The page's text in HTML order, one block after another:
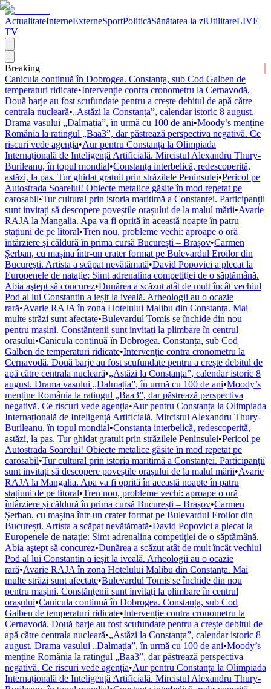
ActualitateInterneExterneSportPoliticăSănătatea la ziUtilitareLIVE
TV
Breaking
Canicula continuă în Dobrogea. Constanța, sub Cod Galben de
temperaturi ridicate•Intervenție contra cronometru la Cernavodă.
Două barje au fost scufundate pentru a crește debitul de apă către
centrala nucleară•„Astăzi la Constanța”, calendar istoric 8 august.
Drama vasului „Dalmația”, în urmă cu 100 de ani•Moody’s menține
România la ratingul „Baa3”, dar păstrează perspectiva negativă. Ce
riscuri vede agenția•Aur pentru Constanța la Olimpiada
Internațională de Inteligență Artificială. Mircistul Alexandru Thury-
Burileanu, în topul mondial•Constanța interbelică, redescoperită,
astăzi, la pas. Tur ghidat gratuit prin străzilele Peninsulei•Pericol pe
Autostrada Soarelui! Obiecte metalice găsite în mod repetat pe
carosabil•Tur cultural prin istoria maritimă a Constanței. Participanții
sunt invitați să descopere poveștile orașului de la malul mării•Avarie
RAJA la Mangalia. Apa va fi oprită în această noapte în patru
stațiuni de pe litoral•Tren nou, probleme vechi: aproape o oră
întârziere și căldură în prima cursă București – Brașov•Carmen
Șerban, cu mașina într-un crater format pe Bulevardul Eroilor din
București. Artista a scăpat nevătămată•David Popovici a plecat la
Europenele de nataţie: Simt adrenalina competiţiei de o săptămână.
Abia aştept să concurez•Dunărea a scăzut atât de mult încât vechiul
Pod al lui Constantin a ieșit la iveală. Arheologii au o ocazie
rară•Avarie RAJA în zona Hotelului Malibu din Constanța. Mai
multe străzi sunt afectate•Bulevardul Tomis se închide din nou
pentru mașini. Constănțenii sunt invitați la plimbare în centrul
orașului•Canicula continuă în Dobrogea. Constanța, sub Cod
Galben de temperaturi ridicate•Intervenție contra cronometru la
Cernavodă. Două barje au fost scufundate pentru a crește debitul de
apă către centrala nucleară•„Astăzi la Constanța”, calendar istoric 8
august. Drama vasului „Dalmația”, în urmă cu 100 de ani•Moody’s
menține România la ratingul „Baa3”, dar păstrează perspectiva
negativă. Ce riscuri vede agenția•Aur pentru Constanța la Olimpiada
Internațională de Inteligență Artificială. Mircistul Alexandru Thury-
Burileanu, în topul mondial•Constanța interbelică, redescoperită,
astăzi, la pas. Tur ghidat gratuit prin străzilele Peninsulei•Pericol pe
Autostrada Soarelui! Obiecte metalice găsite în mod repetat pe
carosabil•Tur cultural prin istoria maritimă a Constanței. Participanții
sunt invitați să descopere poveștile orașului de la malul mării•Avarie
RAJA la Mangalia. Apa va fi oprită în această noapte în patru
stațiuni de pe litoral•Tren nou, probleme vechi: aproape o oră
întârziere și căldură în prima cursă București – Brașov•Carmen
Șerban, cu mașina într-un crater format pe Bulevardul Eroilor din
București. Artista a scăpat nevătămată•David Popovici a plecat la
Europenele de nataţie: Simt adrenalina competiţiei de o săptămână.
Abia aştept să concurez•Dunărea a scăzut atât de mult încât vechiul
Pod al lui Constantin a ieșit la iveală. Arheologii au o ocazie
rară•Avarie RAJA în zona Hotelului Malibu din Constanța. Mai
multe străzi sunt afectate•Bulevardul Tomis se închide din nou
pentru mașini. Constănțenii sunt invitați la plimbare în centrul
orașului•Canicula continuă în Dobrogea. Constanța, sub Cod
Galben de temperaturi ridicate•Intervenție contra cronometru la
Cernavodă. Două barje au fost scufundate pentru a crește debitul de
apă către centrala nucleară•„Astăzi la Constanța”, calendar istoric 8
august. Drama vasului „Dalmația”, în urmă cu 100 de ani•Moody’s
menține România la ratingul „Baa3”, dar păstrează perspectiva
negativă. Ce riscuri vede agenția•Aur pentru Constanța la Olimpiada
Internațională de Inteligență Artificială. Mircistul Alexandru Thury-